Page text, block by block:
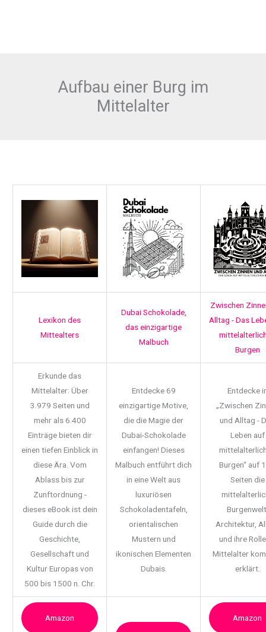
Aufbau einer Burg im
Mittelalter
Lexikon des
Mittealters
Dubai Schokolade,
das einzigartige
Malbuch
Zwischen
Alltag - Das
Burgen
Erkunde das
Mittelalter: Über
3.979 Seiten und
mehr als 6.400
Einträge bieten dir
einen tiefen Einblick in
diese Ära. Vom
Ablass bis zur
Zunftordnung -
dieses eBook ist dein
Guide durch die
Geschichte,
Gesellschaft und
Kultur Europas von
500 bis 1500 n. Chr.
Entdecke 69
einzigartige Motive,
die die Magie der
Dubai-Schokolade
einfangen! Dieses
Malbuch entführt dich
in eine Welt aus
luxuriösen
Schokoladentafeln,
orientalischen
Mustern und
ikonischen Elementen
Dubais.
Entdecke
„Zwischen
und Alltag -
Leben auf
Burgen“ auf
Seiten die
Architektur,
und ihre
Mittelalter
erklärt.
Amazon Amazon